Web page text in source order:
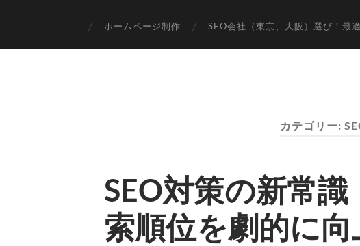
ホームページ制作 SEO会社（東京、大阪）選び！最
カテゴリー:
SEO対策の新常識
索順位を劇的に